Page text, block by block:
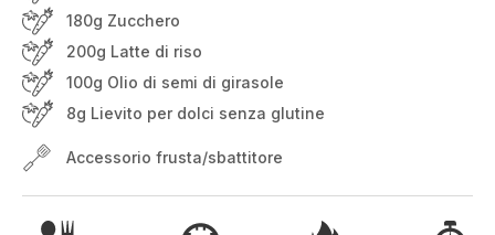
180g Zucchero
200g Latte di riso
100g Olio di semi di girasole
8g Lievito per dolci senza glutine
Accessorio frusta/sbattitore